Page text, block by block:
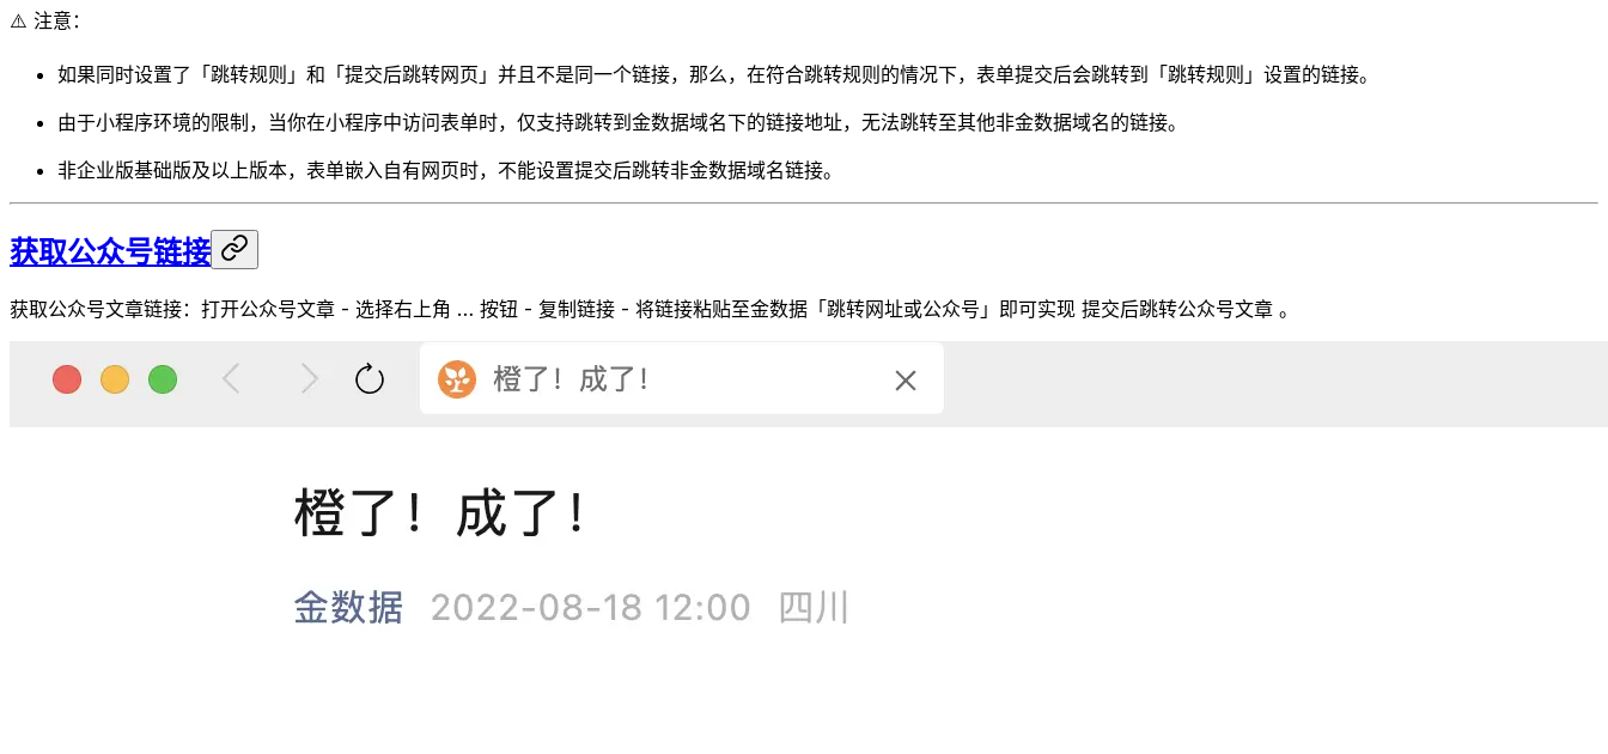
⚠️ 注意：
如果同时设置了「跳转规则」和「提交后跳转网页」并且不是同一个链接，那么，在符合跳转规则的情况下，表单提交后会跳转到「跳转规则」设置的链接。
由于小程序环境的限制，当你在小程序中访问表单时，仅支持跳转到金数据域名下的链接地址，无法跳转至其他非金数据域名的链接。
非企业版基础版及以上版本，表单嵌入自有网页时，不能设置提交后跳转非金数据域名链接。
获取公众号链接
获取公众号文章链接：打开公众号文章 - 选择右上角 … 按钮 - 复制链接 - 将链接粘贴至金数据「跳转网址或公众号」即可实现 提交后跳转公众号文章 。